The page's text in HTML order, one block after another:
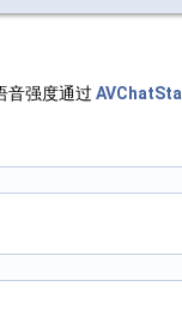
音强度通过